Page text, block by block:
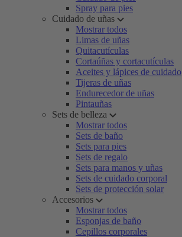
Spray para pies
Cuidado de uñas
Mostrar todos
Limas de uñas
Quitacutículas
Cortaúñas y cortacutículas
Aceites y lápices de cuidado
Tijeras de uñas
Endurecedor de uñas
Pintauñas
Sets de belleza
Mostrar todos
Sets de baño
Sets para pies
Sets de regalo
Sets para manos y uñas
Sets de cuidado corporal
Sets de protección solar
Accesorios
Mostrar todos
Esponjas de baño
Cepillos corporales